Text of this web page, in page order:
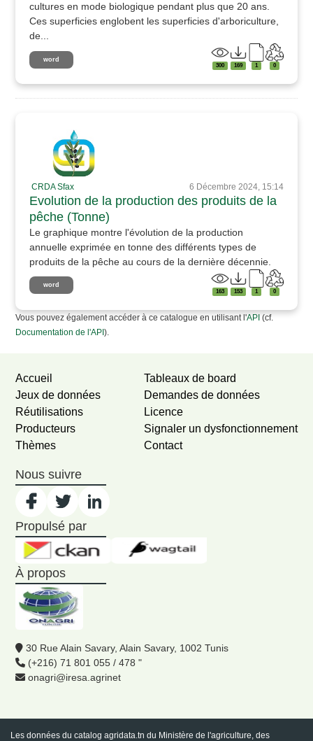
cultures en mode biologique pendant plus que 20 ans.
Ces superficies englobent les superficies d'arboriculture,
de...
word
300 169 1 0
CRDA Sfax 6 Décembre 2024, 15:14
Evolution de la production des produits de la
pêche (Tonne)
Le graphique montre l'évolution de la production
annuelle exprimée en tonne des différents types de
produits de la pêche au cours de la dernière décennie.
word
163 153 1 0
Vous pouvez également accéder à ce catalogue en utilisant l'API (cf.
Documentation de l'API).
Accueil
Jeux de données
Réutilisations
Producteurs
Thèmes
Tableaux de board
Demandes de données
Licence
Signaler un dysfonctionnement
Contact
Nous suivre
Propulsé par
À propos
30 Rue Alain Savary, Alain Savary, 1002 Tunis
(+216) 71 801 055 / 478 "
onagri@iresa.agrinet
Les données du catalog agridata.tn du Ministère de l'agriculture, des